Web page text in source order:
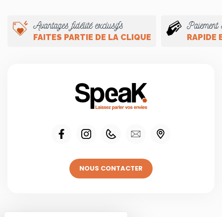
Avantages fidélité exclusifs
FAITES PARTIE DE LA CLIQUE
Paiement
RAPIDE
NOUS CONTACTER